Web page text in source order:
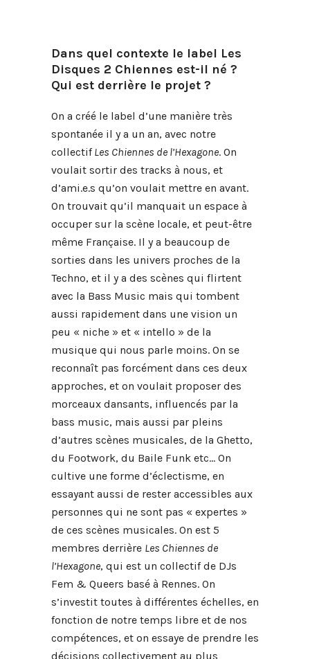
Dans quel contexte le label Les
Disques 2 Chiennes est-il né ?
Qui est derrière le projet ?
On a créé le label d’une manière très
spontanée il y a un an, avec notre
collectifLes Chiennes de l’Hexagone. On
voulait sortir des tracks à nous, et
d’ami.e.s qu’on voulait mettre en avant.
On trouvait qu’il manquait un espace à
occuper sur la scène locale, et peut-être
même Française. Il y a beaucoup de
sorties dans les univers proches de la
Techno, et il y a des scènes qui flirtent
avec la Bass Music mais qui tombent
aussi rapidement dans une vision un
peu « niche » et « intello » de la
musique qui nous parle moins. On se
reconnaît pas forcément dans ces deux
approches, et on voulait proposer des
morceaux dansants, influencés par la
bass music, mais aussi par pleins
d’autres scènes musicales, de la Ghetto,
du Footwork, du Baile Funk etc… On
cultive une forme d’éclectisme, en
essayant aussi de rester accessibles aux
personnes qui ne sont pas « expertes »
de ces scènes musicales. On est 5
membres derrière Les Chiennes de
l’Hexagone, qui est un collectif de DJs
Fem & Queers basé à Rennes. On
s’investit toutes à différentes échelles, en
fonction de notre temps libre et de nos
compétences, et on essaye de prendre les
décisions collectivement au plus